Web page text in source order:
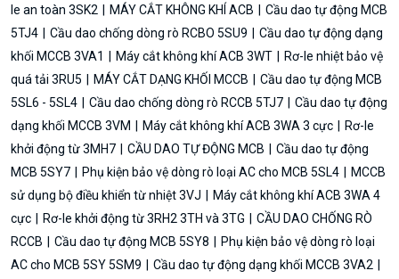
le an toàn 3SK2
MÁY CẮT KHÔNG KHÍ ACB
Cầu dao tự động MCB
5TJ4
Cầu dao chống dòng rò RCBO 5SU9
Cầu dao tự động dạng
khối MCCB 3VA1
Máy cắt không khí ACB 3WT
Rơ-le nhiệt bảo vệ
quá tải 3RU5
MÁY CẮT DẠNG KHỐI MCCB
Cầu dao tự động MCB
5SL6 - 5SL4
Cầu dao chống dòng rò RCCB 5TJ7
Cầu dao tự động
dạng khối MCCB 3VM
Máy cắt không khí ACB 3WA 3 cực
Rơ-le
khởi động từ 3MH7
CẦU DAO TỰ ĐỘNG MCB
Cầu dao tự động
MCB 5SY7
Phụ kiện bảo vệ dòng rò loại AC cho MCB 5SL4
MCCB
sử dụng bộ điều khiển từ nhiệt 3VJ
Máy cắt không khí ACB 3WA 4
cực
Rơ-le khởi động từ 3RH2 3TH và 3TG
CẦU DAO CHỐNG RÒ
RCCB
Cầu dao tự động MCB 5SY8
Phụ kiện bảo vệ dòng rò loại
AC cho MCB 5SY 5SM9
Cầu dao tự động dạng khối MCCB 3VA2